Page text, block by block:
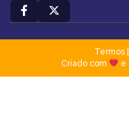
Termos|
Criado com
e